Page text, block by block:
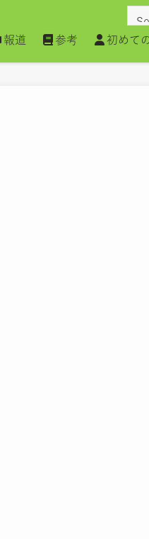
報道 参考 初めて